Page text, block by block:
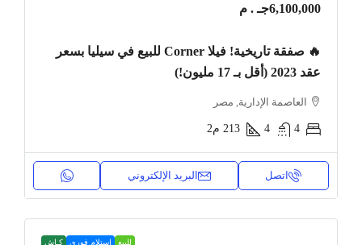
6,100,000جـ . م
🔥 صفقة تاريخية! فيلا Corner للبيع في سيليا بسعر
عقد 2023 (أقل بـ 17 مليون!)
العاصمة الإدارية, مصر
4
4
213 م2
اتصل البريد الإلكتروني
للبيع استلام فوري كـاش